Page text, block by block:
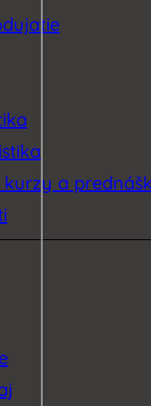
kurzy a